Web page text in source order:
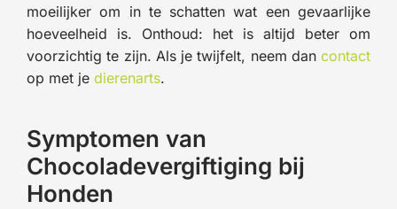
moeilijker om in te schatten wat een gevaarlijke
hoeveelheid is. Onthoud: het is altijd beter om
voorzichtig te zijn. Als je twijfelt, neem dan contact
op met je dierenarts.
Symptomen van
Chocoladevergiftiging bij
Honden